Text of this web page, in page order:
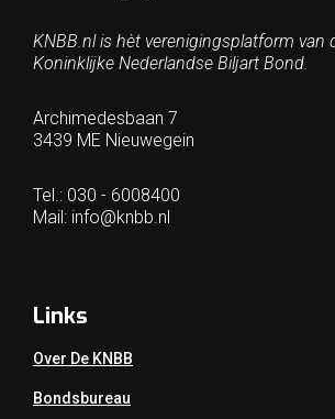
KNBB.nl is hèt verenigingsplatform van
Koninklijke Nederlandse Biljart Bond.
Archimedesbaan 7
3439 ME Nieuwegein
Tel.: 030 - 6008400
Mail: info@knbb.nl
Links
Over De KNBB
Bondsbureau